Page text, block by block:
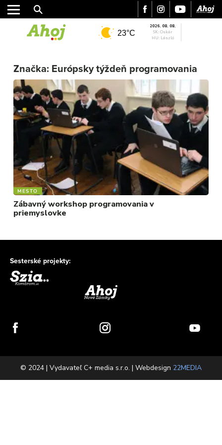
REGIÓN
ŠPORT
KULTÚRA
FOTKY
23°C
2026. 08. 08.
SK: Oskár
HU: László
Značka: Európsky týždeň programovania
MESTO
Zábavný workshop programovania v
priemyslovke
Sesterské projekty:
© 2024 | Vydavateľ C+ media s.r.o. | Webdesign 22MEDIA